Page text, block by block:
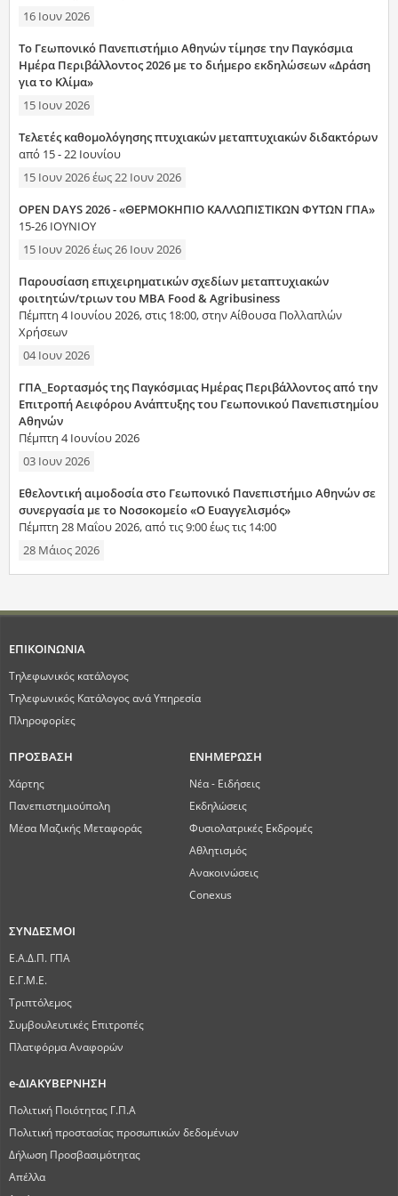
16 Ιουν 2026
Το Γεωπονικό Πανεπιστήμιο Αθηνών τίμησε την Παγκόσμια
Ημέρα Περιβάλλοντος 2026 με το διήμερο εκδηλώσεων «Δράση
για το Κλίμα»
15 Ιουν 2026
Τελετές καθομολόγησης πτυχιακών μεταπτυχιακών διδακτόρων
από 15 - 22 Ιουνίου
15 Ιουν 2026έως22 Ιουν 2026
OPEN DAYS 2026 - «ΘΕΡΜΟΚΗΠΙΟ ΚΑΛΛΩΠΙΣΤΙΚΩΝ ΦΥΤΩΝ ΓΠΑ»
15-26 ΙΟΥΝΙΟΥ
15 Ιουν 2026έως26 Ιουν 2026
Παρουσίαση επιχειρηματικών σχεδίων μεταπτυχιακών
φοιτητών/τριων του MBA Food & Agribusiness
Πέμπτη 4 Ιουνίου 2026, στις 18:00, στην Αίθουσα Πολλαπλών
Χρήσεων
04 Ιουν 2026
ΓΠΑ_Εορτασμός της Παγκόσμιας Ημέρας Περιβάλλοντος από την
Επιτροπή Αειφόρου Ανάπτυξης του Γεωπονικού Πανεπιστημίου
Αθηνών
Πέμπτη 4 Ιουνίου 2026
03 Ιουν 2026
Εθελοντική αιμοδοσία στο Γεωπονικό Πανεπιστήμιο Αθηνών σε
συνεργασία με το Νοσοκομείο «Ο Ευαγγελισμός»
Πέμπτη 28 Μαΐου 2026, από τις 9:00 έως τις 14:00
28 Μάιος 2026
ΕΠΙΚΟΙΝΩΝΙΑ
Τηλεφωνικός κατάλογος
Τηλεφωνικός Κατάλογος ανά Υπηρεσία
Πληροφορίες
ΠΡΟΣΒΑΣΗ
Χάρτης
Πανεπιστημιούπολη
Μέσα Μαζικής Μεταφοράς
ΕΝΗΜΕΡΩΣΗ
Νέα - Ειδήσεις
Εκδηλώσεις
Φυσιολατρικές Εκδρομές
Αθλητισμός
Ανακοινώσεις
Conexus
ΣΥΝΔΕΣΜΟΙ
Ε.Α.Δ.Π. ΓΠΑ
Ε.Γ.Μ.Ε.
Τριπτόλεμος
Συμβουλευτικές Επιτροπές
Πλατφόρμα Αναφορών
e-ΔΙΑΚΥΒΕΡΝΗΣΗ
Πολιτική Ποιότητας Γ.Π.Α
Πολιτική προστασίας προσωπικών δεδομένων
Δήλωση Προσβασιμότητας
Απέλλα